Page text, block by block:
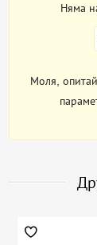
Няма
Моля,